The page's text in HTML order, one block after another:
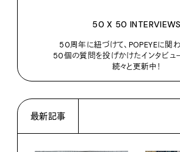
50 X 50 INTERVIEWS
50周年に紐づけて、POPEYEに関
50個の質問を投げかけたインタビュ
続々と更新中！
最新記事